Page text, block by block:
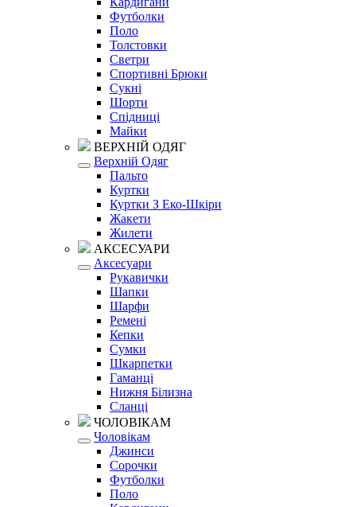
Футболки
Поло
Толстовки
Светри
Спортивні Брюки
Сукні
Шорти
Спідниці
Майки
ВЕРХНІЙ ОДЯГ
Верхній Одяг
Пальто
Куртки
Куртки З Еко-Шкіри
Жакети
Жилети
АКСЕСУАРИ
Аксесуари
Рукавички
Шапки
Шарфи
Ремені
Кепки
Сумки
Шкарпетки
Гаманці
Нижня Білизна
Сланці
ЧОЛОВІКАМ
Чоловікам
Джинси
Сорочки
Футболки
Поло